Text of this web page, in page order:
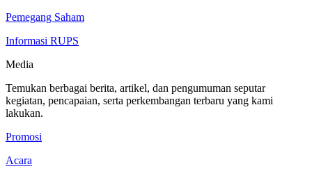
Pemegang Saham
Informasi RUPS
Media
Temukan berbagai berita, artikel, dan pengumuman seputar
kegiatan, pencapaian, serta perkembangan terbaru yang kami
lakukan.
Promosi
Acara